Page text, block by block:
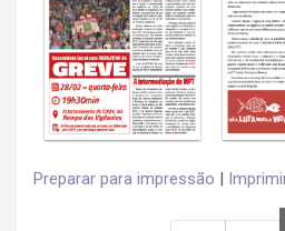
Preparar para impressão |